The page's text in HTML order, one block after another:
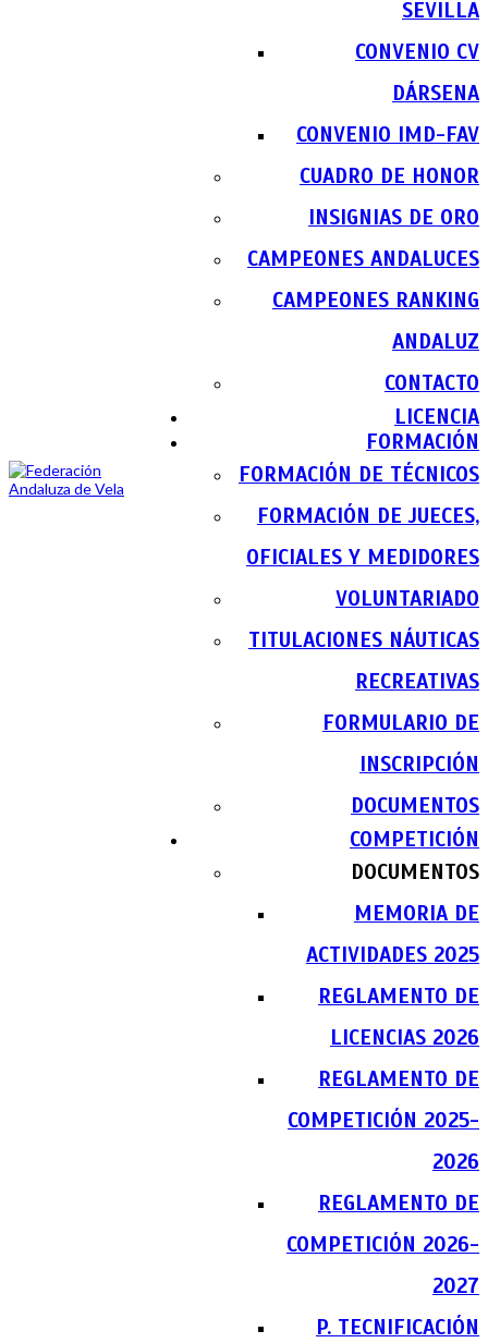
SEVILLA
CONVENIO CV
DÁRSENA
CONVENIO IMD-FAV
CUADRO DE HONOR
INSIGNIAS DE ORO
CAMPEONES ANDALUCES
CAMPEONES RANKING
ANDALUZ
CONTACTO
LICENCIA
FORMACIÓN
FORMACIÓN DE TÉCNICOS
FORMACIÓN DE JUECES,
OFICIALES Y MEDIDORES
VOLUNTARIADO
TITULACIONES NÁUTICAS
RECREATIVAS
FORMULARIO DE
INSCRIPCIÓN
DOCUMENTOS
COMPETICIÓN
DOCUMENTOS
MEMORIA DE
ACTIVIDADES 2025
REGLAMENTO DE
LICENCIAS 2026
REGLAMENTO DE
COMPETICIÓN 2025-
2026
REGLAMENTO DE
COMPETICIÓN 2026-
2027
P. TECNIFICACIÓN